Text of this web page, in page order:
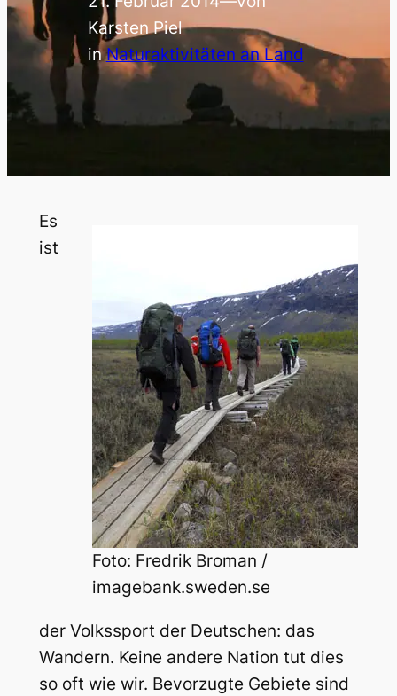
Karsten Piel
inNaturaktivitäten an Land
Foto: Fredrik Broman /
imagebank.sweden.se
Es
ist
der Volkssport der Deutschen: das
Wandern. Keine andere Nation tut dies
so oft wie wir. Bevorzugte Gebiete sind